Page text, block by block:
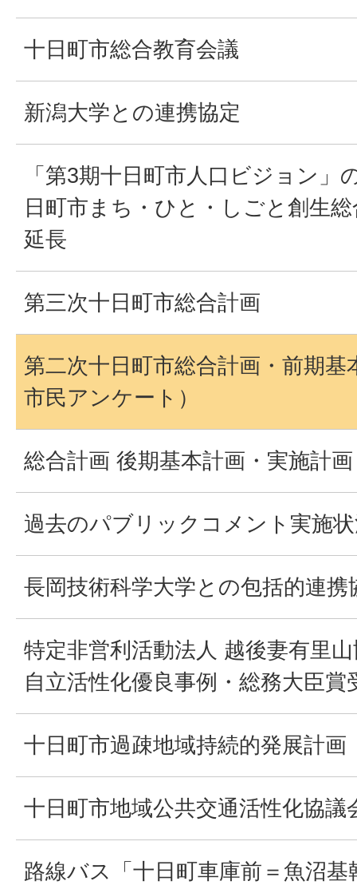
十日町市総合教育会議
新潟大学との連携協定
「第3期十日町市人口ビジョン」
日町市まち・ひと・しごと創生
延長
第三次十日町市総合計画
第二次十日町市総合計画・前期基
市民アンケート）
総合計画 後期基本計画・実施計
過去のパブリックコメント実施
長岡技術科学大学との包括的連携
特定非営利活動法人 越後妻有里
自立活性化優良事例・総務大臣賞
十日町市過疎地域持続的発展計画
十日町市地域公共交通活性化協議
路線バス「十日町車庫前＝魚沼基